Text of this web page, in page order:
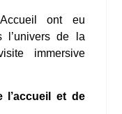
ont eu
l’univers de la
immersive
l’accueil et de